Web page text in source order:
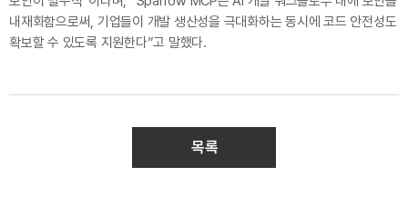
내재화함으로써, 기업들이 개발 생산성을 극대화하는 동시에 코드 안전성도
확보할 수 있도록 지원한다”고 말했다.
목록